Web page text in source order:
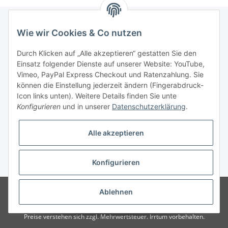
Gesetzliche Informationen
Vertrag widerrufen
* Alle Preise zzgl. gesetzlicher USt., zzgl.Versand
Unser Webshop richtet sich an gewerbliche
öffentliche Institutionen. Kein Verkauf an Verbraucher i.S.d. § 13 BGB alle
Preise verstehen sich zzgl. Mehrwertsteuer. Irrtum vorbehalten.
Wie wir Cookies & Co nutzen
Durch Klicken auf „Alle akzeptieren“ gestatten Sie den
Einsatz folgender Dienste auf unserer Website: YouTube,
Vimeo, PayPal Express Checkout und Ratenzahlung. Sie
können die Einstellung jederzeit ändern (Fingerabdruck-
Icon links unten). Weitere Details finden Sie unte
Konfigurieren und in unserer Datenschutzerklärung.
Alle akzeptieren
Konfigurieren
Ablehnen